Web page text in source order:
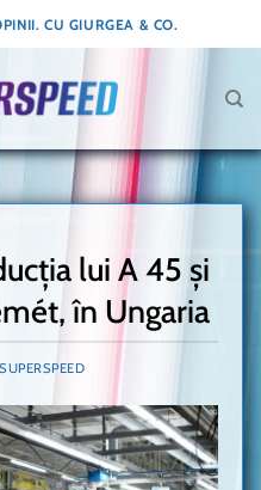
CU GIURGEA & CO.
lui A 45 și
în Ungaria
SUPERSPEED